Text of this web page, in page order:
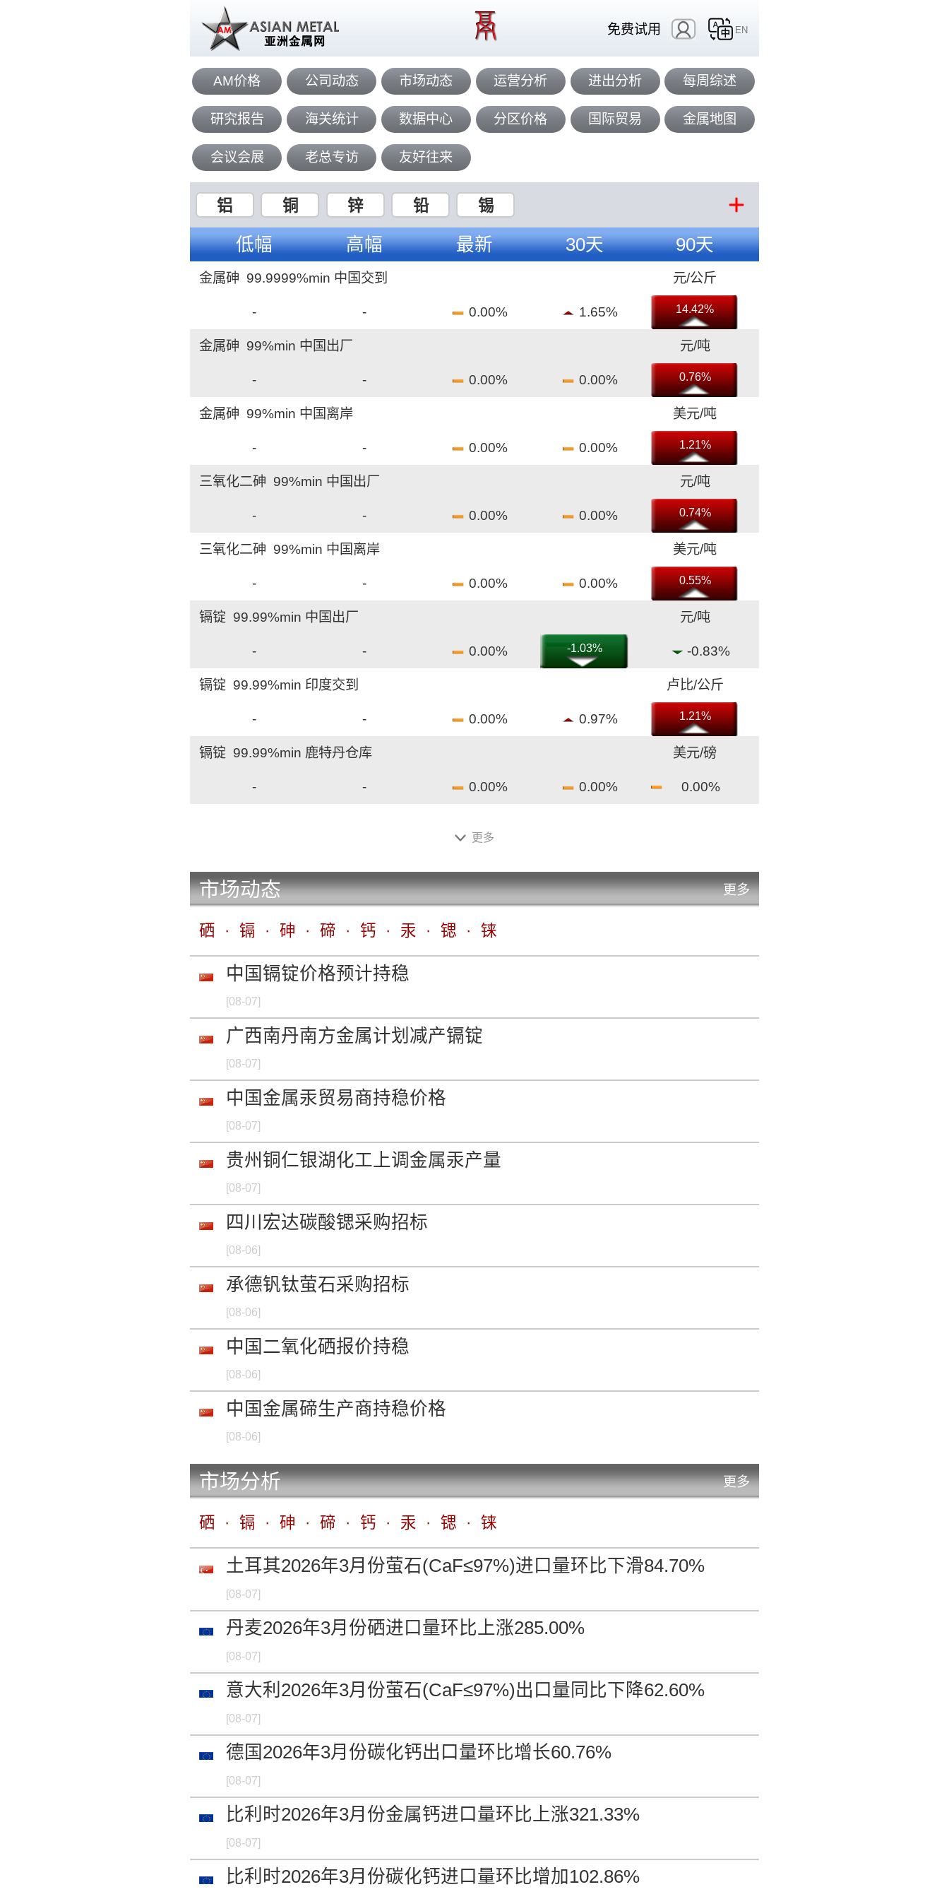
免费试用 EN
AM价格 公司动态 市场动态 运营分析 进出分析 每周综述
研究报告 海关统计 数据中心 分区价格 国际贸易 金属地图
会议会展 老总专访 友好往来
铝 铜 锌 铅 锡
低幅 高幅 最新 30天 90天
金属砷 99.9999%min 中国交到 元/公斤
- - 0.00% 1.65% 14.42%
金属砷 99%min 中国出厂 元/吨
- - 0.00% 0.00% 0.76%
金属砷 99%min 中国离岸 美元/吨
- - 0.00% 0.00% 1.21%
三氧化二砷 99%min 中国出厂 元/吨
- - 0.00% 0.00% 0.74%
三氧化二砷 99%min 中国离岸 美元/吨
- - 0.00% 0.00% 0.55%
镉锭 99.99%min 中国出厂 元/吨
- - 0.00% -1.03% -0.83%
镉锭 99.99%min 印度交到 卢比/公斤
- - 0.00% 0.97% 1.21%
镉锭 99.99%min 鹿特丹仓库 美元/磅
- - 0.00% 0.00% 0.00%
钙锭 还原 98%min 中国出厂 元/吨
- - 0.00%
钙粒 还原 98%min 中国出厂 元/吨
钙粒 还原 98%min 中国离岸 美元/吨
-
钙粒 电解 98.5%min 中国出厂
-
钙粒 电解 98.5%min 中国离岸
-
萤石 97%min 中国交到
金属汞 99.9%min 中国未税出厂
- - 0.00% 7.61% 0.34%
- - 6.30%
高铼酸铵 99.99%min 中国出厂
- - 0.00% 0.00% -5.09%
硒粉 99.5%min 鹿特丹仓库 美元/磅
- - 0.00%
硒粉 99.9%min 中国交到 元/公斤
-
硒粉 99.9%min 中国到岸
硒粉 99.9%min 印度交到
- - 0.00% 0.00% 1.14%
- - 0.00% -0.79%
硒粉 99.9%min 美国交到
- - 0.00% 0.00%
更多
市场动态 更多
硒 · 镉 · 砷 · 碲 · 钙 · 汞 · 锶 · 铼
中国镉锭价格预计持稳
[08-07]
广西南丹南方金属计划减产镉锭
[08-07]
中国金属汞贸易商持稳价格
[08-07]
贵州铜仁银湖化工上调金属汞产量
[08-07]
四川宏达碳酸锶采购招标
[08-06]
承德钒钛萤石采购招标
[08-06]
中国二氧化硒报价持稳
[08-06]
中国金属碲生产商持稳价格
[08-06]
市场分析 更多
硒 · 镉 · 砷 · 碲 · 钙 · 汞 · 锶 · 铼
土耳其2026年3月份萤石(CaF≤97%)进口量环比下滑84.70%
[08-07]
丹麦2026年3月份硒进口量环比上涨285.00%
[08-07]
意大利2026年3月份萤石(CaF≤97%)出口量同比下降62.60%
[08-07]
德国2026年3月份碳化钙出口量环比增长60.76%
[08-07]
比利时2026年3月份金属钙进口量环比上涨321.33%
[08-07]
比利时2026年3月份碳化钙进口量环比增加102.86%